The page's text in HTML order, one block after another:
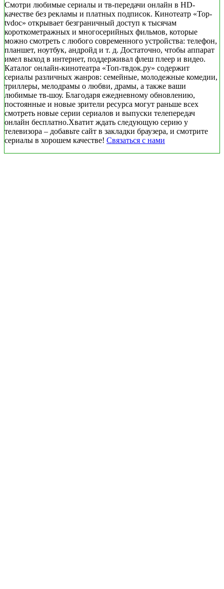
Смотри любимые сериалы и тв-передачи онлайн в HD-
качестве без рекламы и платных подписок. Кинотеатр «Top-
tvdoc» открывает безграничный доступ к тысячам
короткометражных и многосерийных фильмов, которые
можно смотреть с любого современного устройства: телефон,
планшет, ноутбук, андройд и т. д. Достаточно, чтобы аппарат
имел выход в интернет, поддерживал флеш плеер и видео.
Каталог онлайн-кинотеатра «Топ-твдок.ру» содержит
сериалы различных жанров: семейные, молодежные комедии,
триллеры, мелодрамы о любви, драмы, а также ваши
любимые тв-шоу. Благодаря ежедневному обновлению,
постоянные и новые зрители ресурса могут раньше всех
смотреть новые серии сериалов и выпуски телепередач
онлайн бесплатно.Хватит ждать следующую серию у
телевизора – добавьте сайт в закладки браузера, и смотрите
сериалы в хорошем качестве! Связаться с нами